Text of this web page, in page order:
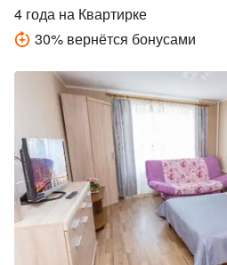
4 года на Квартирке
30% вернётся бонусами